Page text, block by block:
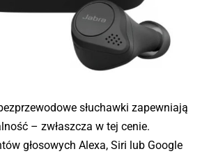
słuchawki zapewniają
– zwłaszcza w tej cenie.
głosowych Alexa, Siri lub Google